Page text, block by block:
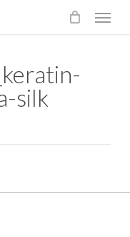
Menu
silk